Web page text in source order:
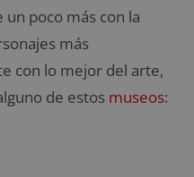
poco más con la
más
con lo mejor del arte,
de estos museos: